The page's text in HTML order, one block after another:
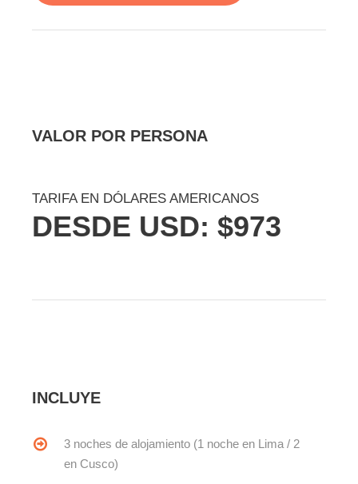
VALOR POR PERSONA
TARIFA EN DÓLARES AMERICANOS
DESDE USD: $973
INCLUYE
3 noches de alojamiento (1 noche en Lima / 2
en Cusco)